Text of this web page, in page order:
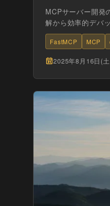
MCPサーバー開発
解から効率的デバ
なく、現場...
FastMCP MCP
2025年8月16日(